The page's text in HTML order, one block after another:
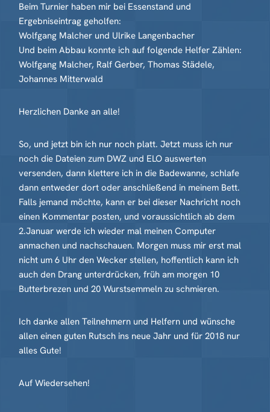
Beim Turnier haben mir bei Essenstand und
Ergebniseintrag geholfen:
Wolfgang Malcher und Ulrike Langenbacher
Und beim Abbau konnte ich auf folgende Helfer Zählen:
Wolfgang Malcher, Ralf Gerber, Thomas Städele,
Johannes Mitterwald
Herzlichen Danke an alle!
So, und jetzt bin ich nur noch platt. Jetzt muss ich nur
noch die Dateien zum DWZ und ELO auswerten
versenden, dann klettere ich in die Badewanne, schlafe
dann entweder dort oder anschließend in meinem Bett.
Falls jemand möchte, kann er bei dieser Nachricht noch
einen Kommentar posten, und voraussichtlich ab dem
2.Januar werde ich wieder mal meinen Computer
anmachen und nachschauen. Morgen muss mir erst mal
nicht um 6 Uhr den Wecker stellen, hoffentlich kann ich
auch den Drang unterdrücken, früh am morgen 10
Butterbrezen und 20 Wurstsemmeln zu schmieren.
Ich danke allen Teilnehmern und Helfern und wünsche
allen einen guten Rutsch ins neue Jahr und für 2018 nur
alles Gute!
Auf Wiedersehen!